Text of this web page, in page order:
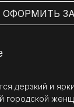
дерзкий и
городской